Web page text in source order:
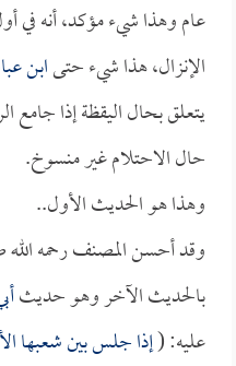
عام وهذا شيء مؤكد، أنه في
الإنزال، هذا شيء حتىابن
يتعلق بحال اليقظة إذا
حال الاحتلام غير منسوخ.
وهذا هو الحديث الأول..
وقد أحسن المصنف رحمه
بالحديث الآخر وهو حديث
عليه: (إذا جلس بين شعبها